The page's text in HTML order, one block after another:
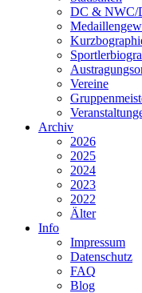
DC & NWC/
Vereine
Archiv
2026
2025
2024
2023
2022
Älter
Info
Impressum
Datenschutz
FAQ
Blog